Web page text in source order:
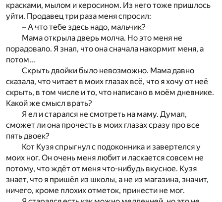
красками, мылом и керосином. Из него тоже пришлось
уйти. Продавец три раза меня спросил:
– А что тебе здесь надо, мальчик?
Мама открыла дверь молча. Но это меня не
порадовало. Я знал, что она сначала накормит меня, а
потом...
Скрыть двойки было невозможно. Мама давно
сказала, что читает в моих глазах всё, что я хочу от неё
скрыть, в том числе и то, что написано в моём дневнике.
Какой же смысл врать?
Я ел и старался не смотреть на маму. Думал,
сможет ли она прочесть в моих глазах сразу про все
пять двоек?
Кот Кузя спрыгнул с подоконника и завертелся у
моих ног. Он очень меня любит и ласкается совсем не
потому, что ждёт от меня что-нибудь вкусное. Кузя
знает, что я пришёл из школы, а не из магазина, значит,
ничего, кроме плохих отметок, принести не мог.